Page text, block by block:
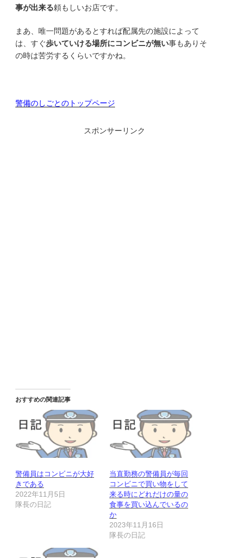
事が出来る頼もしいお店です。
まあ、唯一問題があるとすれば配属先の施設によって
は、すぐ歩いていける場所にコンビニが無い事もありそ
の時は苦労するくらいですかね。
警備のしごとのトップページ
スポンサーリンク
おすすめの関連記事
警備員はコンビニが大好
きである
2022年11月5日
隊長の日記
当直勤務の警備員が毎回
コンビニで買い物をして
来る時にどれだけの量の
食事を買い込んでいるの
か
2023年11月16日
隊長の日記